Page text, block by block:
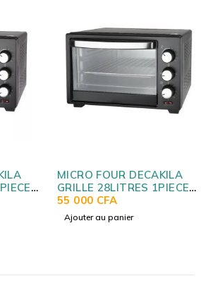
MICRO FOUR DECAKILA
GRILLE 28LITRES 1PIECE
KEEVO09B
55 000CFA
Ajouter au panier